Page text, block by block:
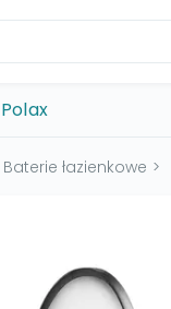
Polax
Baterie łazienkowe >